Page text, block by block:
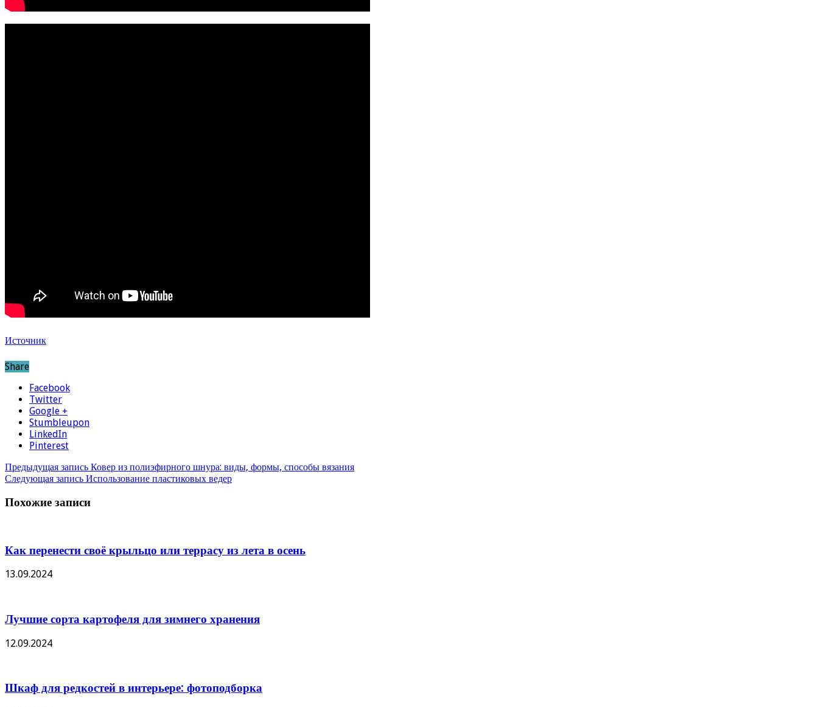
Источник
Share
Facebook
Twitter
Google +
Stumbleupon
LinkedIn
Pinterest
Предыдущая запись Ковер из полиэфирного шнура: виды, формы, способы вязания
Следующая запись Использование пластиковых ведер
Похожие записи
Как перенести своё крыльцо или террасу из лета в осень
13.09.2024
Лучшие сорта картофеля для зимнего хранения
12.09.2024
Шкаф для редкостей в интерьере: фотоподборка